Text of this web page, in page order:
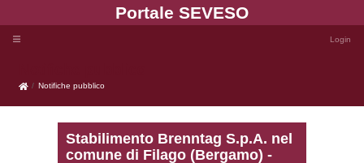
Portale
Notifiche pubblico
Notifiche pubblico